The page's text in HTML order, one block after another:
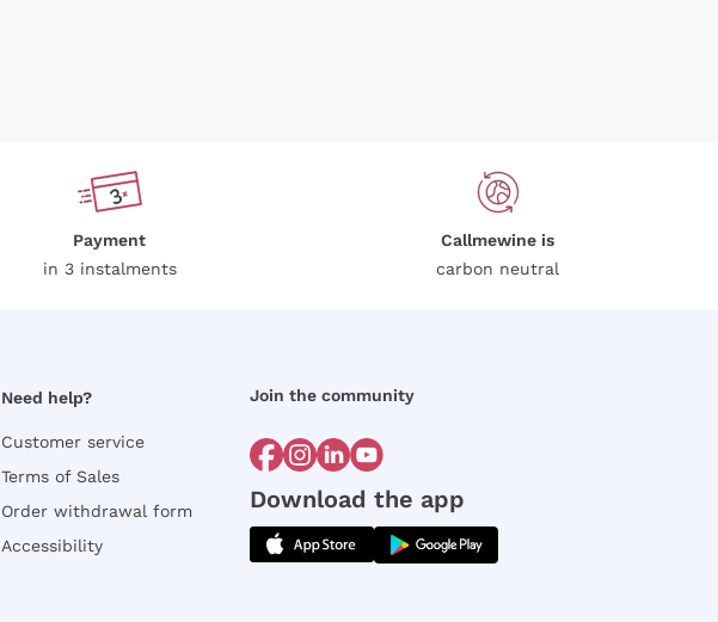
Payment
in 3 instalments
Callmewine is
carbon neutral
Need help?
Customer service
Terms of Sales
Order withdrawal form
Accessibility
Join the community
Download the app